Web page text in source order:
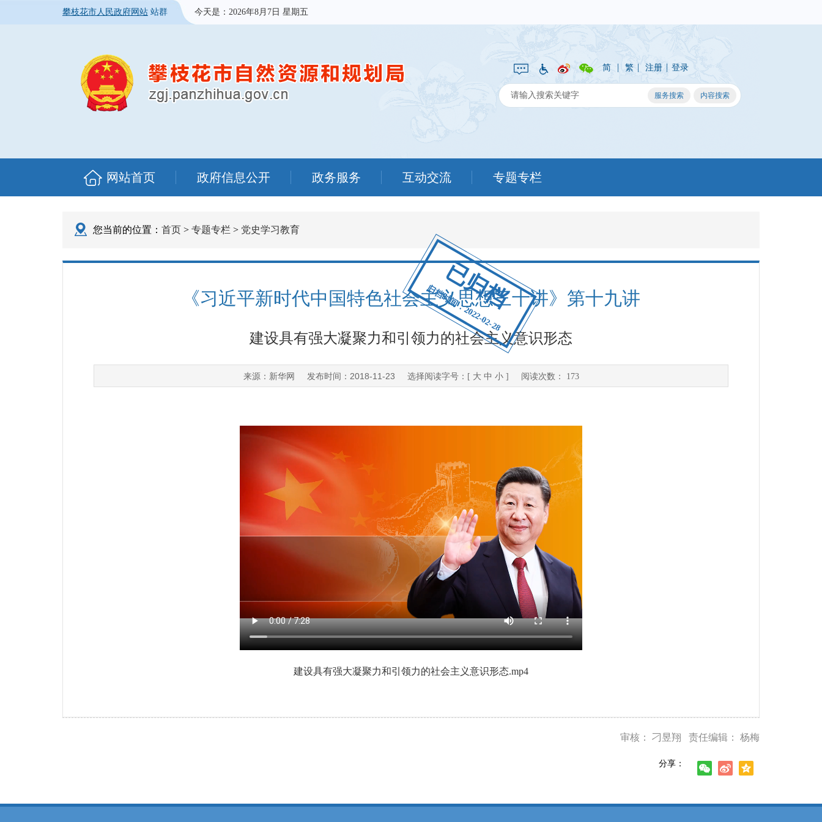
已归档
归档时间：2022-02-28
攀枝花市人民政府网站 站群 今天是： 2026年8月7日 星期五
简 | 繁 | 注册 | 登录
网站首页 政府信息公开 政务服务 互动交流 专题专栏
您当前的位置： 首页 > 专题专栏 > 党史学习教育
《习近平新时代中国特色社会主义思想三十讲》第十九讲
建设具有强大凝聚力和引领力的社会主义意识形态
来源： 新华网 发布时间： 2018-11-23 选择阅读字号：[ 大 中 小] 阅读次数： 173
建设具有强大凝聚力和引领力的社会主义意识形态.mp4
审核： 刁昱翔 责任编辑： 杨梅
分享：